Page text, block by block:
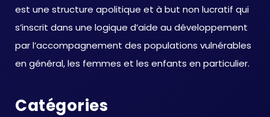
est une structure apolitique et à but non lucratif qui
s’inscrit dans une logique d’aide au développement
par l’accompagnement des populations vulnérables
en général, les femmes et les enfants en particulier.
Catégories